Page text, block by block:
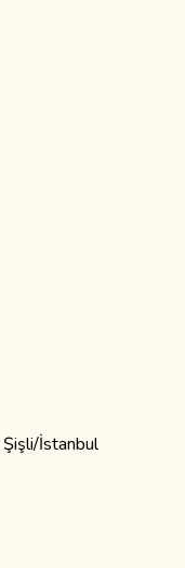
İstanbul